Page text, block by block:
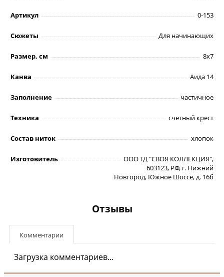
Артикул 0-153
Сюжеты Для начинающих
Размер, см 8х7
Канва Аида 14
Заполнение частичное
Техника счетный крест
Состав ниток хлопок
Изготовитель
ООО ТД "СВОЯ КОЛЛЕКЦИЯ",
603123, РФ, г. Нижний
Новгород, Южное Шоссе, д. 16б
Отзывы
Комментарии
Загрузка комментариев...